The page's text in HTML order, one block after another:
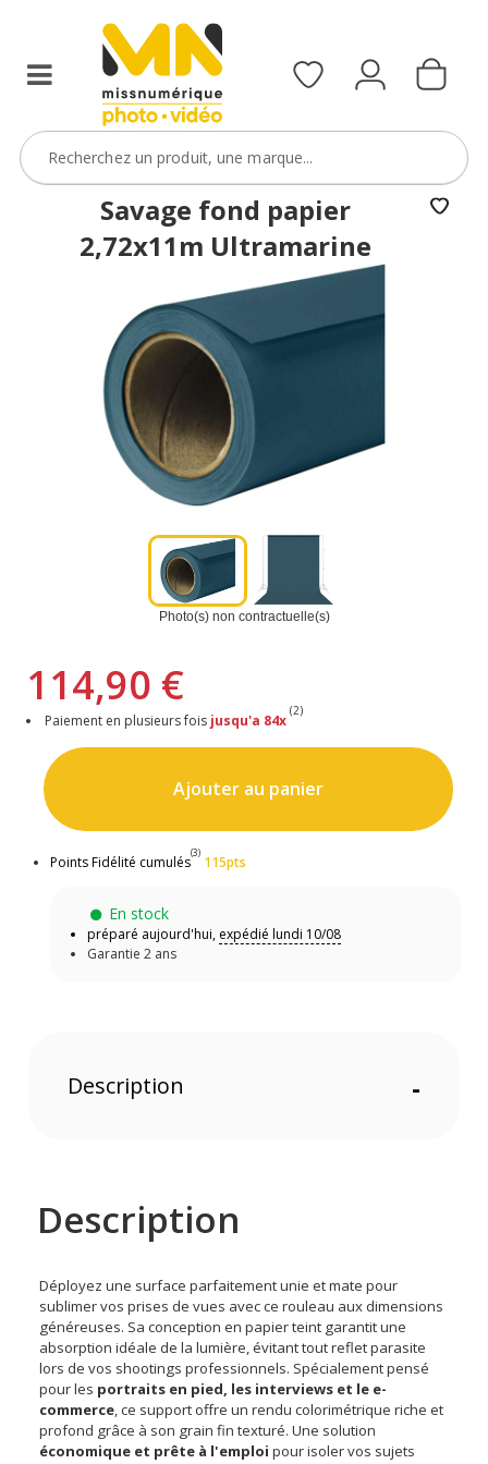
Savage fond papier
2,72x11m Ultramarine
Photo(s) non contractuelle(s)
114,90 €
Paiement en plusieurs fois jusqu'a 84x
(2)
Ajouter au panier
Points Fidélité cumulés
(3)
115pts
En stock
préparé aujourd'hui, expédié lundi 10/08
Garantie 2 ans
Description -
Description
Déployez une surface parfaitement unie et mate pour
sublimer vos prises de vues avec ce rouleau aux dimensions
généreuses. Sa conception en papier teint garantit une
absorption idéale de la lumière, évitant tout reflet parasite
lors de vos shootings professionnels. Spécialement pensé
pour les portraits en pied, les interviews et le e-
commerce, ce support offre un rendu colorimétrique riche et
profond grâce à son grain fin texturé. Une solution
économique et prête à l'emploi pour isoler vos sujets